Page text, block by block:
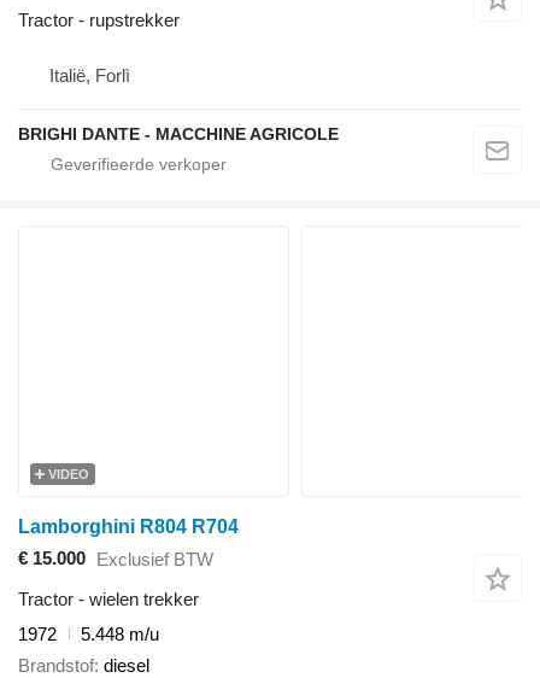
Tractor - rupstrekker
Italië, Forlì
BRIGHI DANTE - MACCHINE AGRICOLE
VIDEO
Lamborghini R804 R704
€ 15.000 Exclusief BTW
Tractor - wielen trekker
1972
5.448 m/u
Brandstof diesel